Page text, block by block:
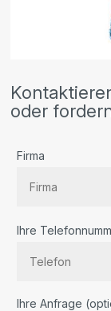
oder
Firma
Ihre
Ihre Anfrage